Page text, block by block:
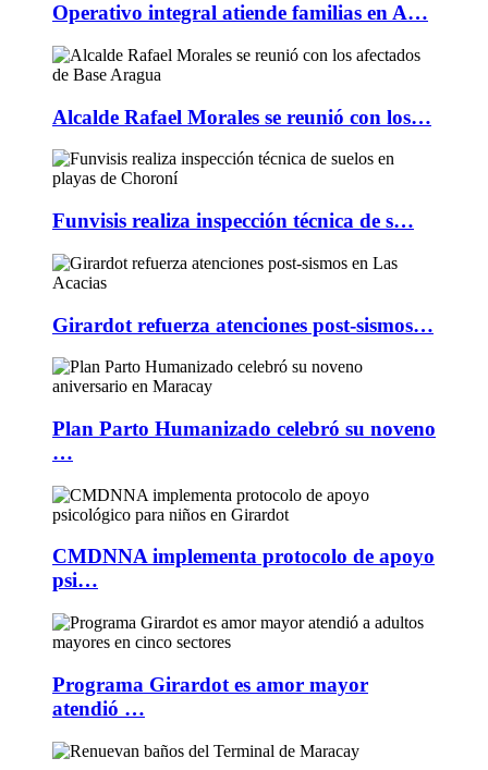
Operativo integral atiende familias en A…
Alcalde Rafael Morales se reunió con los…
Funvisis realiza inspección técnica de s…
Girardot refuerza atenciones post-sismos…
Plan Parto Humanizado celebró su noveno
…
CMDNNA implementa protocolo de apoyo
psi…
Programa Girardot es amor mayor
atendió …